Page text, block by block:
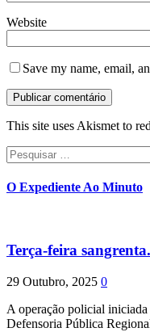
Website
Save my name, email,
This site uses Akismet to
Pesquisar
por:
O Expediente Ao Minuto
Terça-feira
29 Outubro, 2025 0
A operação policial
Defensoria Pública